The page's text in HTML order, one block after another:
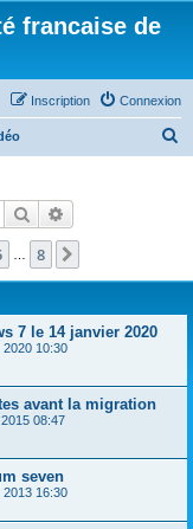
francaise de
Connexion
Inscription
r
Rechercher
8
7 le 14 janvier 2020
10:30
avant la migration
08:47
seven
16:30